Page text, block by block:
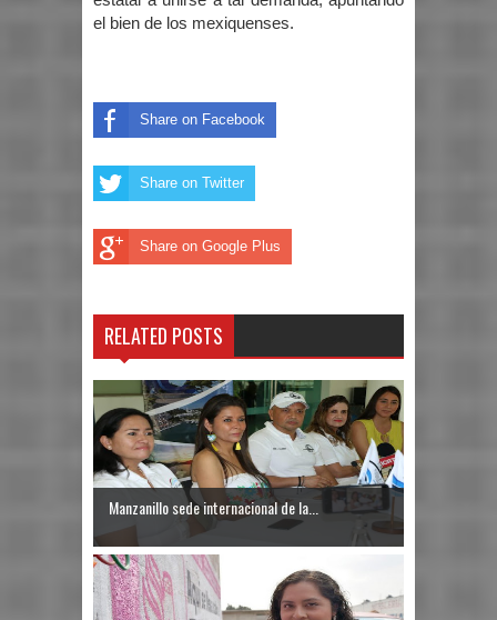
el bien de los mexiquenses.
Share on Facebook
Share on Twitter
Share on Google Plus
RELATED POSTS
Manzanillo sede internacional de la...